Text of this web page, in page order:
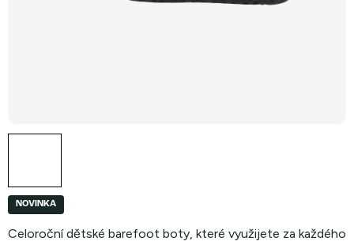
NOVINKA
Celoroční dětské barefoot boty, které využijete za každého